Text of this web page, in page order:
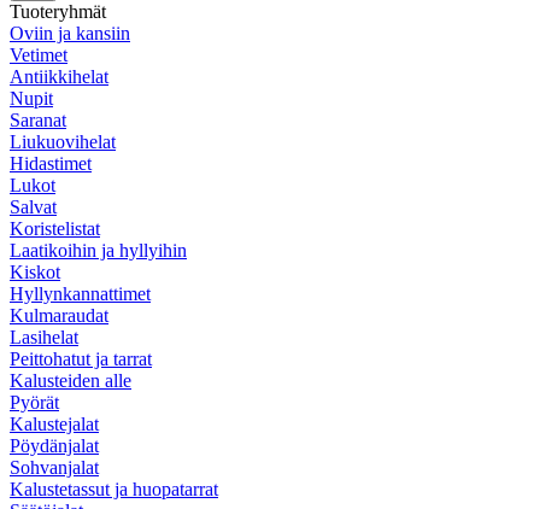
Tuoteryhmät
Oviin ja kansiin
Vetimet
Antiikkihelat
Nupit
Saranat
Liukuovihelat
Hidastimet
Lukot
Salvat
Koristelistat
Laatikoihin ja hyllyihin
Kiskot
Hyllynkannattimet
Kulmaraudat
Lasihelat
Peittohatut ja tarrat
Kalusteiden alle
Pyörät
Kalustejalat
Pöydänjalat
Sohvanjalat
Kalustetassut ja huopatarrat